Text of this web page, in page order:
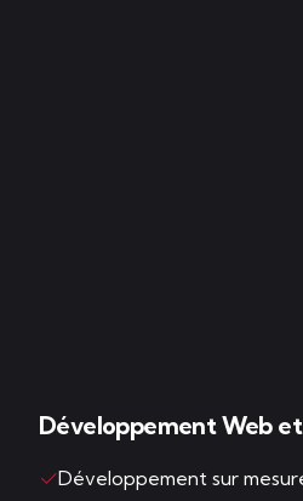
Développement Web
Développement sur